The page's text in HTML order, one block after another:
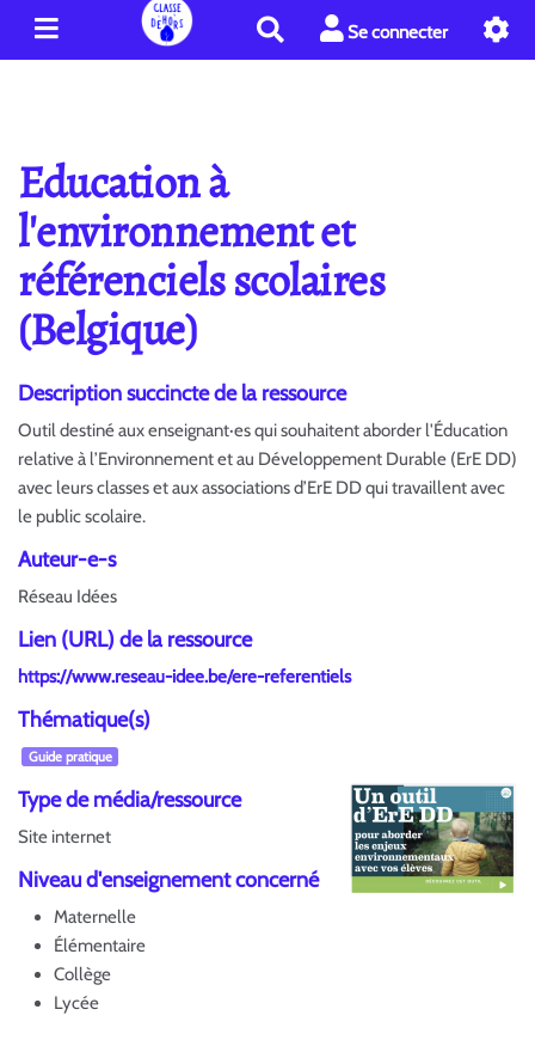
e
e
r
Se connecter
Education à
l'environnement et
référenciels scolaires
(Belgique)
Description succincte de la ressource
Outil destiné aux enseignant·es qui souhaitent aborder l'Éducation
relative à l’Environnement et au Développement Durable (ErE DD)
avec leurs classes et aux associations d’ErE DD qui travaillent avec
le public scolaire.
Auteur-e-s
Réseau Idées
Lien (URL) de la ressource
https://www.reseau-idee.be/ere-referentiels
Thématique(s)
Guide pratique
Type de média/ressource
Site internet
Niveau d'enseignement concerné
Maternelle
Élémentaire
Collège
Lycée